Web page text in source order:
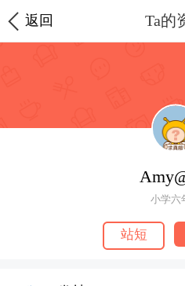
返回 Ta的
小学六
站短